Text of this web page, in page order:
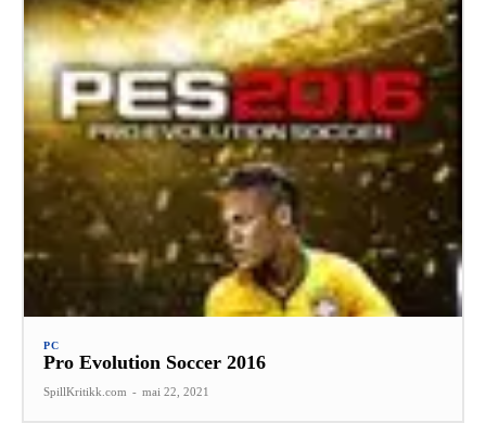
PC
Pro Evolution Soccer 2016
SpillKritikk.com - mai 22, 2021